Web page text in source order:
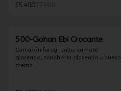
$5.490$7.990
500-Gohan Ebi Crocante
Camarón furay, palta, camote
glaseado, zanahoria glaseada y queso
crema.